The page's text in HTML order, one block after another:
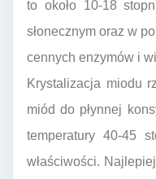
to około 10-18
słonecznym oraz w
cennych enzymów i
Krystalizacja miodu
miód do płynnej
temperatury 40-45
właściwości.